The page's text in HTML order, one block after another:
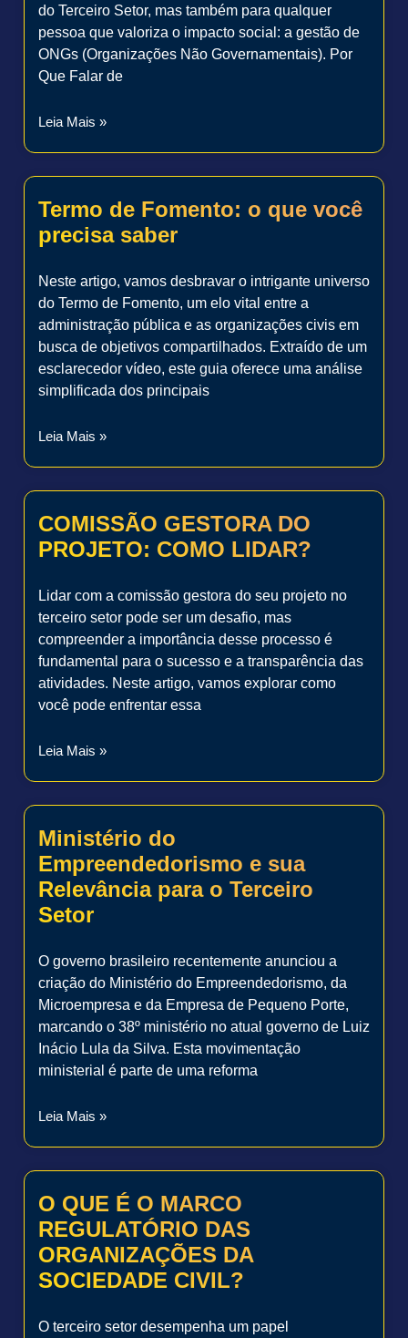
do Terceiro Setor, mas também para qualquer
pessoa que valoriza o impacto social: a gestão de
ONGs (Organizações Não Governamentais). Por
Que Falar de
Leia Mais »
Termo de Fomento: o que você
precisa saber
Neste artigo, vamos desbravar o intrigante universo
do Termo de Fomento, um elo vital entre a
administração pública e as organizações civis em
busca de objetivos compartilhados. Extraído de um
esclarecedor vídeo, este guia oferece uma análise
simplificada dos principais
Leia Mais »
COMISSÃO GESTORA DO
PROJETO: COMO LIDAR?
Lidar com a comissão gestora do seu projeto no
terceiro setor pode ser um desafio, mas
compreender a importância desse processo é
fundamental para o sucesso e a transparência das
atividades. Neste artigo, vamos explorar como
você pode enfrentar essa
Leia Mais »
Ministério do
Empreendedorismo e sua
Relevância para o Terceiro
Setor
O governo brasileiro recentemente anunciou a
criação do Ministério do Empreendedorismo, da
Microempresa e da Empresa de Pequeno Porte,
marcando o 38º ministério no atual governo de Luiz
Inácio Lula da Silva. Esta movimentação
ministerial é parte de uma reforma
Leia Mais »
O QUE É O MARCO
REGULATÓRIO DAS
ORGANIZAÇÕES DA
SOCIEDADE CIVIL?
O terceiro setor desempenha um papel